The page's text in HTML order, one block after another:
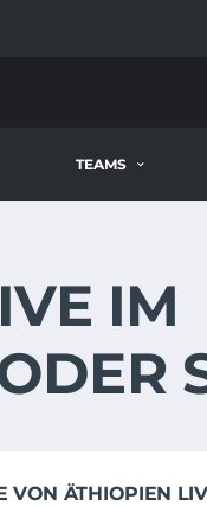
TEAMS
IM
VON ÄTHIOPIEN